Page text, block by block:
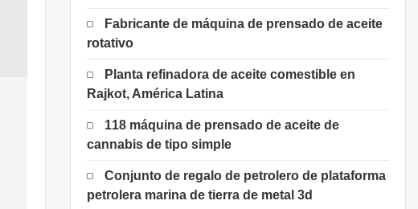
Fabricante de máquina de prensado de aceite
rotativo
Planta refinadora de aceite comestible en
Rajkot, América Latina
118 máquina de prensado de aceite de
cannabis de tipo simple
Conjunto de regalo de petrolero de plataforma
petrolera marina de tierra de metal 3d